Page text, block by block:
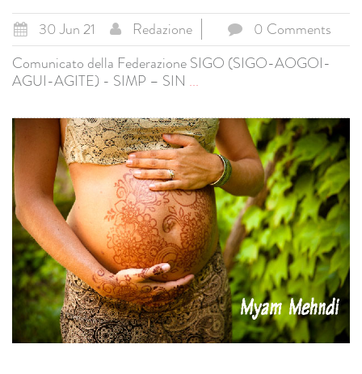
30 Jun 21 Redazione
0 Comments
Comunicato della Federazione SIGO (SIGO-AOGOI-
AGUI-AGITE) - SIMP – SIN ...